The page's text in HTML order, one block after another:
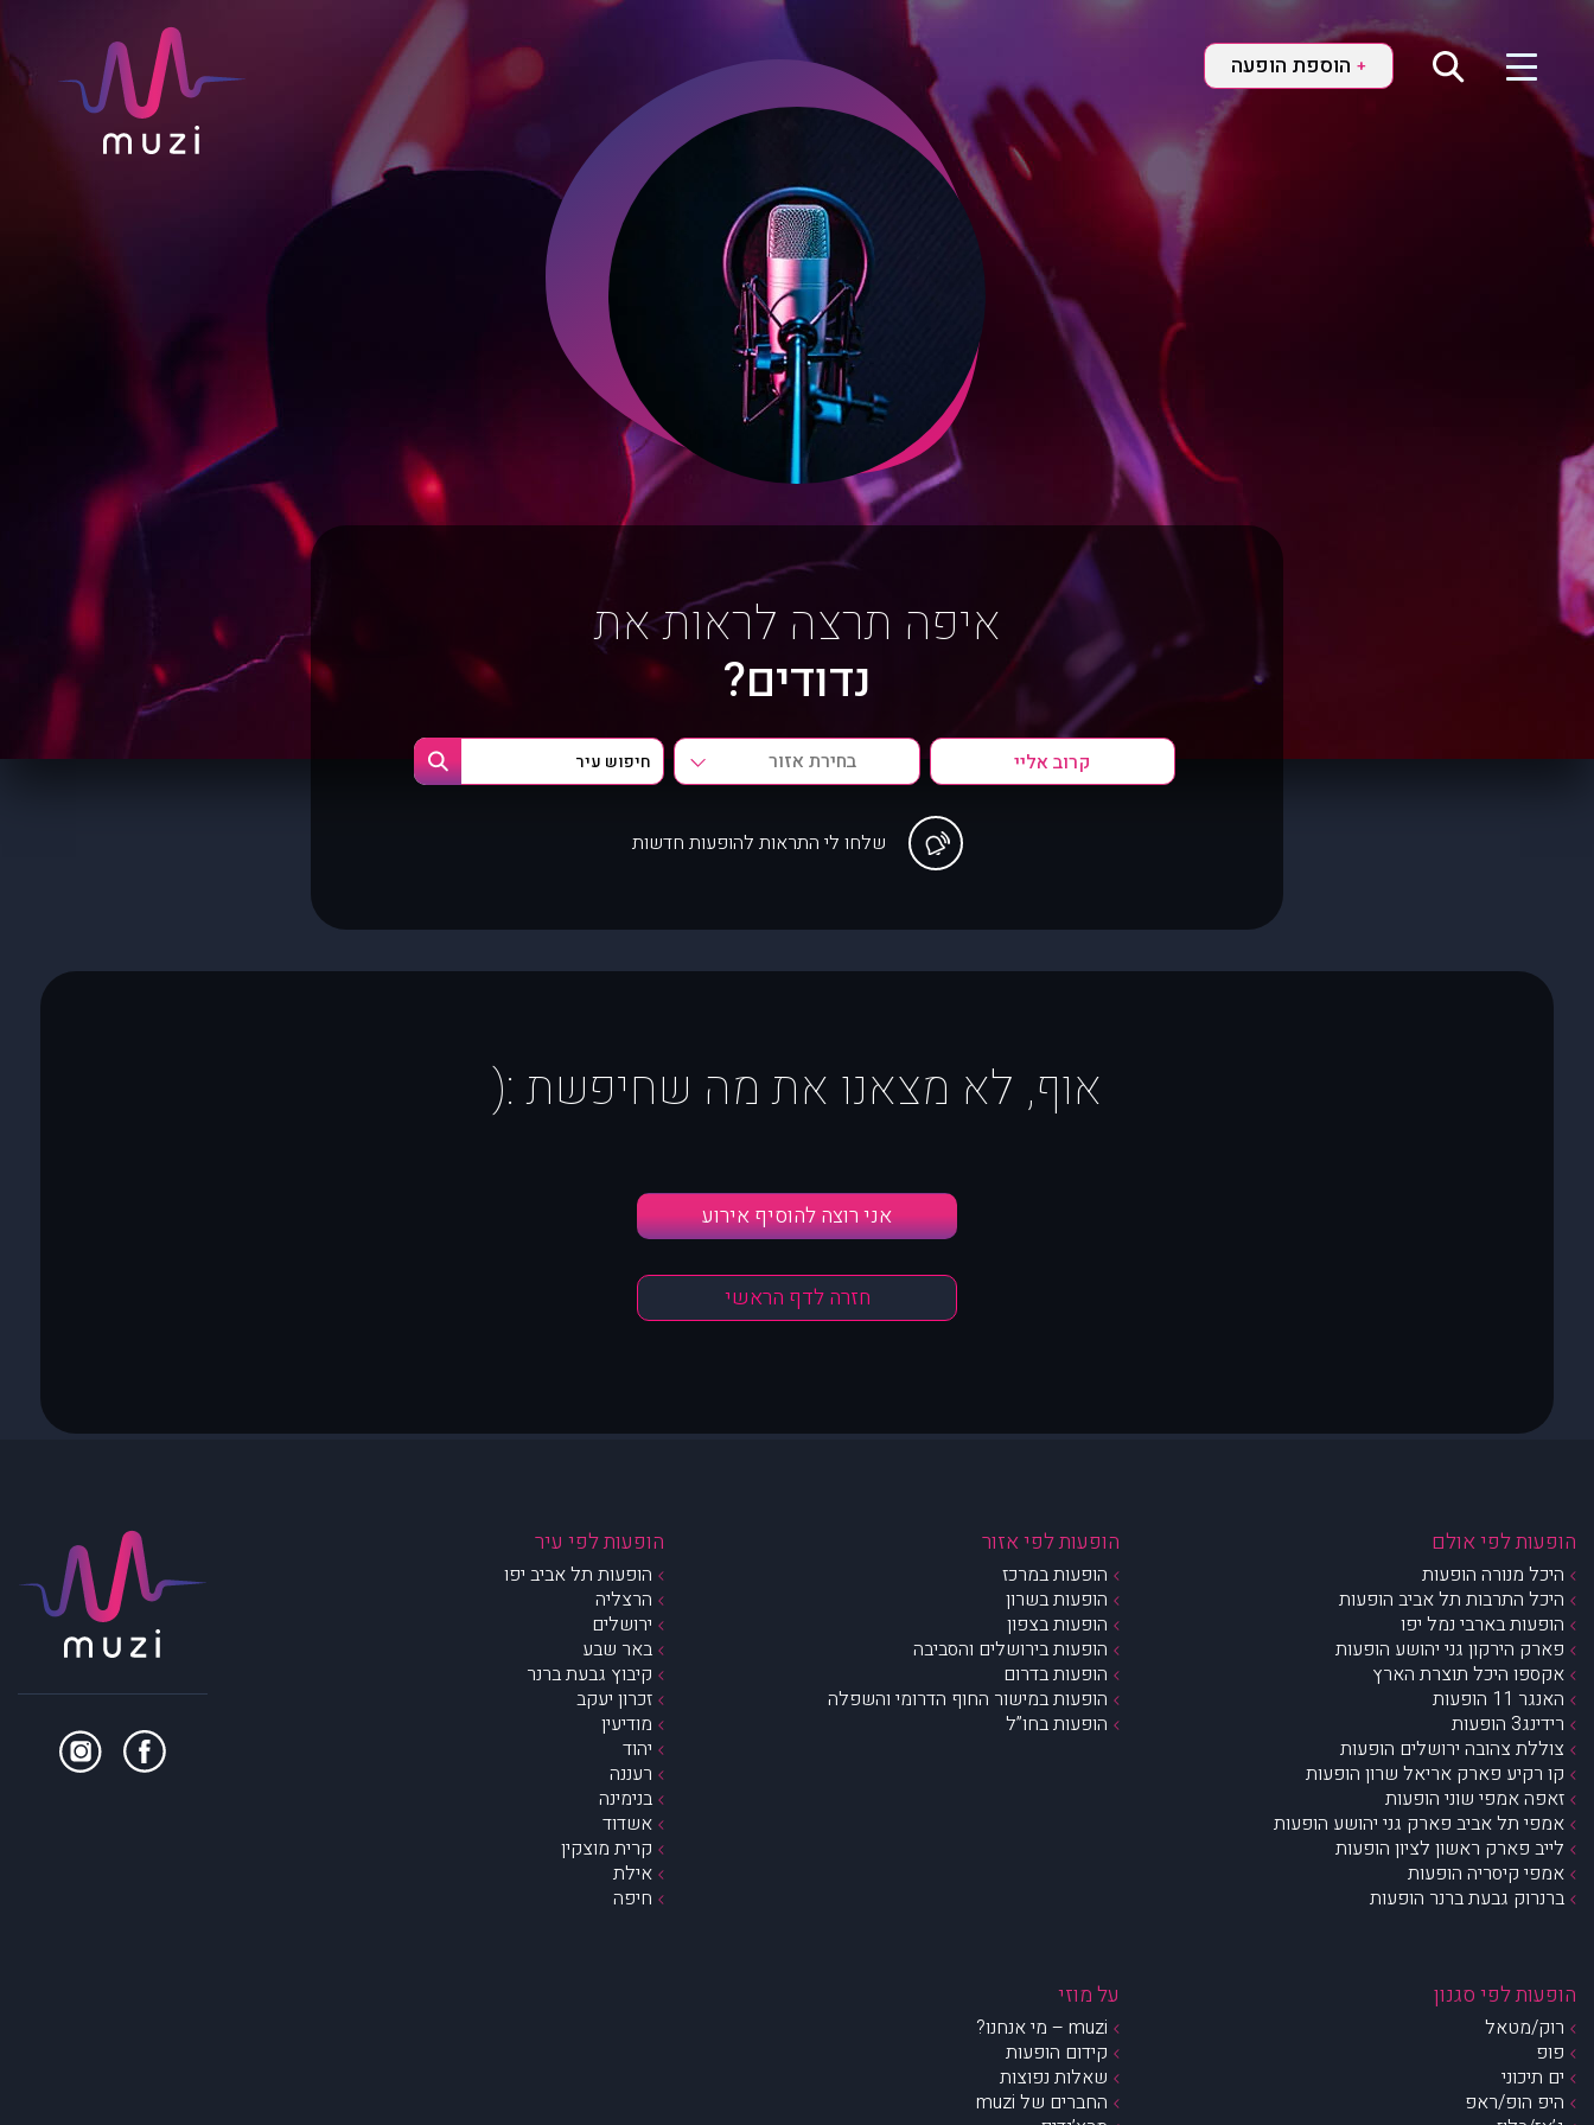
+ הוספת הופעה
איפה תרצה לראות את
נדודים?
בחירת אזור
שלחו לי התראות להופעות חדשות
אוף, לא מצאנו את מה שחיפשת :(
אני רוצה להוסיף אירוע
חזרה לדף הראשי
הופעות לפי אולם
היכל מנורה הופעות
היכל התרבות תל אביב הופעות
הופעות בארבי נמל יפו
פארק הירקון גני יהושע הופעות
אקספו היכל תוצרת הארץ
האנגר 11 הופעות
רידינג3 הופעות
צוללת צהובה ירושלים הופעות
קו רקיע פארק אריאל שרון הופעות
זאפה אמפי שוני הופעות
אמפי תל אביב פארק גני יהושע הופעות
לייב פארק ראשון לציון הופעות
אמפי קיסריה הופעות
ברנרוק גבעת ברנר הופעות
הופעות לפי אזור
הופעות במרכז
הופעות בשרון
הופעות בצפון
הופעות בירושלים והסביבה
הופעות בדרום
הופעות במישור החוף הדרומי והשפלה
הופעות בחו”ל
הופעות לפי עיר
הופעות תל אביב יפו
הרצליה
ירושלים
באר שבע
קיבוץ גבעת ברנר
זכרון יעקב
מודיעין
יהוד
רעננה
בנימינה
אשדוד
קרית מוצקין
אילת
חיפה
הופעות לפי סגנון
רוק/מטאל
פופ
ים תיכוני
היפ הופ/ראפ
על מוזי
muzi – מי אנחנו?
קידום הופעות
שאלות נפוצות
החברים של muzi